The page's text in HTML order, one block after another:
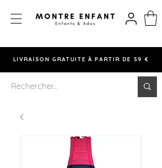
LIVRAISON GRATUITE À PARTIR DE 59 €